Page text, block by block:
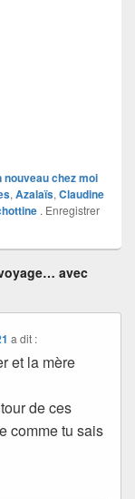
nouveau chez moi
, Azalaïs, Claudine
. Enregistrer
avec
a dit :
et la mère
de ces
comme tu sais